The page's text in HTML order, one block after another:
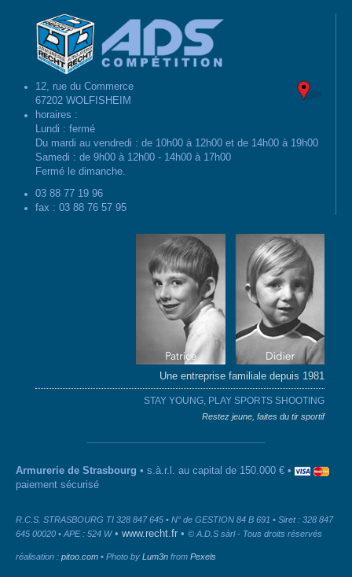
12, rue du Commerce
67202 WOLFISHEIM
horaires :
Lundi : fermé
Du mardi au vendredi : de 10h00 à 12h00 et de 14h00 à 19h00
Samedi : de 9h00 à 12h00 - 14h00 à 17h00
Fermé le dimanche.
03 88 77 19 96
fax : 03 88 76 57 95
Une entreprise familiale depuis 1981
STAY YOUNG, PLAY SPORTS SHOOTING
Restez jeune, faites du tir sportif
Armurerie de Strasbourg • s.à.r.l. au capital de 150.000 € •
paiement sécurisé
R.C.S. STRASBOURG TI 328 847 645 • N° de GESTION 84 B 691 • Siret : 328 847
645 00020 • APE : 524 W• www.recht.fr • © A.D.S sàrl - Tous droits réservés
réalisation : pitoo.com • Photo by Lum3n from Pexels